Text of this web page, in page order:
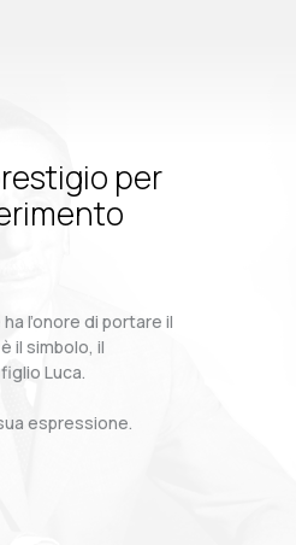
per
l’onore di portare il
il simbolo, il
Luca.
espressione.